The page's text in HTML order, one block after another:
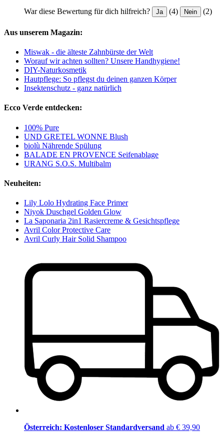
War diese Bewertung für dich hilfreich? Ja (4) Nein (2)
Aus unserem Magazin:
Miswak - die älteste Zahnbürste der Welt
Worauf wir achten sollten? Unsere Handhygiene!
DIY-Naturkosmetik
Hautpflege: So pflegst du deinen ganzen Körper
Insektenschutz - ganz natürlich
Ecco Verde entdecken:
100% Pure
UND GRETEL WONNE Blush
biolù Nährende Spülung
BALADE EN PROVENCE Seifenablage
URANG S.O.S. Multibalm
Neuheiten:
Lily Lolo Hydrating Face Primer
Niyok Duschgel Golden Glow
La Saponaria 2in1 Rasiercreme & Gesichtspflege
Avril Color Protective Care
Avril Curly Hair Solid Shampoo
Österreich: Kostenloser Standardversand ab € 39,90